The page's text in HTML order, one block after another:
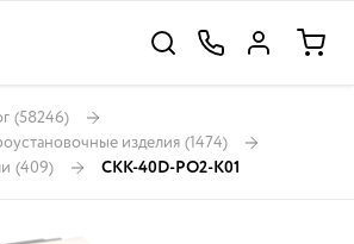
(58246)
изделия (1474)
(409) CKK-40D-PO2-K01